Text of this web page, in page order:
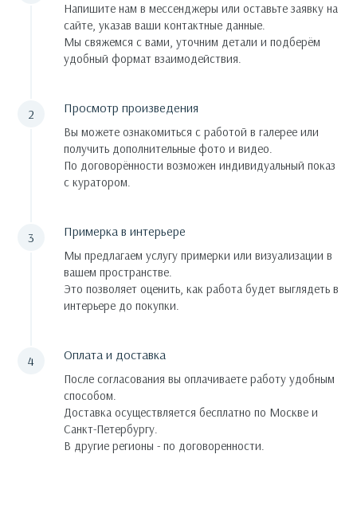
Напишите нам в мессенджеры или оставьте заявку на
сайте, указав ваши контактные данные.
Мы свяжемся с вами, уточним детали и подберём
удобный формат взаимодействия.
Просмотр произведения
Вы можете ознакомиться с работой в галерее или
получить дополнительные фото и видео.
По договорённости возможен индивидуальный показ
с куратором.
Примерка в интерьере
Мы предлагаем услугу примерки или визуализации в
вашем пространстве.
Это позволяет оценить, как работа будет выглядеть в
интерьере до покупки.
Оплата и доставка
После согласования вы оплачиваете работу удобным
способом.
Доставка осуществляется бесплатно по Москве и
Санкт-Петербургу.
В другие регионы - по договоренности.